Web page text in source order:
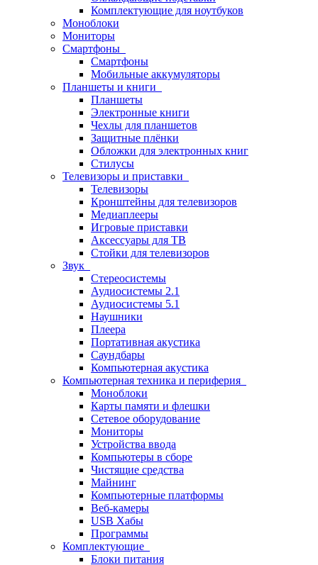
Комплектующие для ноутбуков
Моноблоки
Мониторы
Смартфоны
Смартфоны
Мобильные аккумуляторы
Планшеты и книги
Планшеты
Электронные книги
Чехлы для планшетов
Защитные плёнки
Обложки для электронных книг
Стилусы
Телевизоры и приставки
Телевизоры
Кронштейны для телевизоров
Медиаплееры
Игровые приставки
Аксессуары для ТВ
Стойки для телевизоров
Звук
Стереосистемы
Аудиосистемы 2.1
Аудиосистемы 5.1
Наушники
Плеера
Портативная акустика
Саундбары
Компьютерная акустика
Компьютерная техника и периферия
Моноблоки
Карты памяти и флешки
Сетевое оборудование
Мониторы
Устройства ввода
Компьютеры в сборе
Чистящие средства
Майнинг
Компьютерные платформы
Веб-камеры
USB Хабы
Программы
Комплектующие
Блоки питания